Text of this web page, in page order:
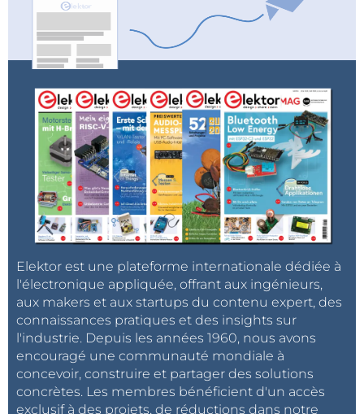
finalement réaliser le mien à l'aide de matériaux plus
traditionnels. À ce stade, j'ai déballé le réveil et l’ai
branché.
Outre l'adaptateur secteur, le réveil comporte une carte à circuit
imprimé et un écran TFT de 2,2 pouces.
Elektor est une plateforme internationale dédiée à
l'électronique appliquée, offrant aux ingénieurs,
aux makers et aux startups du contenu expert, des
connaissances pratiques et des insights sur
l'industrie. Depuis les années 1960, nous avons
encouragé une communauté mondiale à
concevoir, construire et partager des solutions
concrètes. Les membres bénéficient d'un accès
exclusif à des projets, de réductions dans notre